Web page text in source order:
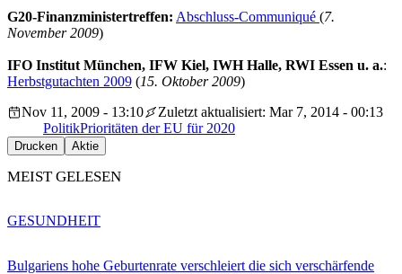
G20-Finanzministertreffen: Abschluss-Communiqué (7.
November 2009)
IFO Institut München, IFW Kiel, IWH Halle, RWI Essen u. a.:
Herbstgutachten 2009 (15. Oktober 2009)
Nov 11, 2009 - 13:10
Zuletzt aktualisiert: Mar 7, 2014 - 00:13
PolitikPrioritäten der EU für 2020
Drucken Aktie
MEIST GELESEN
Bulgariens hohe Geburtenrate verschleiert die sich verschärfende
GESUNDHEIT